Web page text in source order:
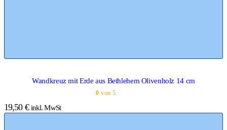
Wandkreuz mit Erde aus Bethlehem Olivenholz 14 cm
0 von 5
19,50 € inkl. MwSt